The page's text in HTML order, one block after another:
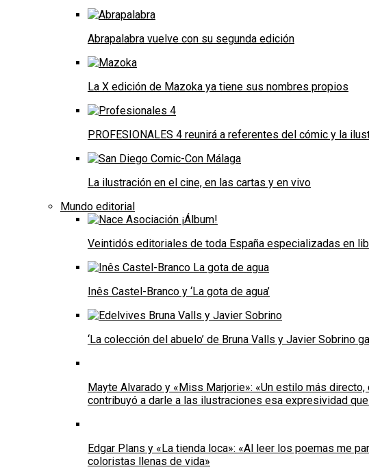
Abrapalabra vuelve con su segunda edición
La X edición de Mazoka ya tiene sus nombres propios
PROFESIONALES 4 reunirá a referentes del cómic y la
La ilustración en el cine, en las cartas y en vivo
Mundo editorial
Veintidós editoriales de toda España especializadas en
Inês Castel-Branco y ‘La gota de agua’
‘La colección del abuelo’ de Bruna Valls y Javier Sobrino
Mayte Alvarado y «Miss Marjorie»: «Un estilo más
contribuyó a darle a las ilustraciones esa expresividad
Edgar Plans y «La tienda loca»: «Al leer los poemas me
coloristas llenas de vida»